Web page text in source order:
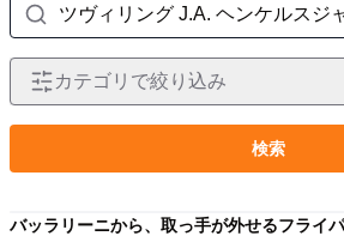
カテゴリで絞り込み
検索
バッラリーニから、取っ手が外せるフライ